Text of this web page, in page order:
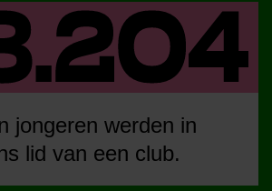
jongeren werden in
lid van een club.